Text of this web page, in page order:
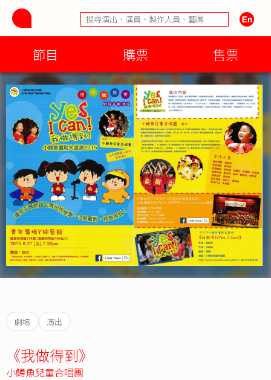
節目 購票 售票
劇場 演出
《我做得到》
小鱒魚兒童合唱團